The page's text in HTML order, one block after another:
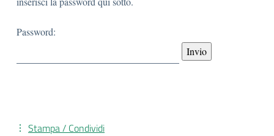
Password:
Stampa / Condividi